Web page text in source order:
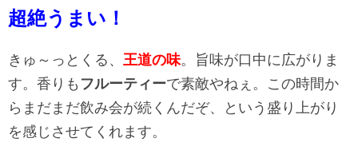
超絶うまい！
きゅ～っとくる、 王道の味。旨味が口中に広がりま
す。香りも フルーティーで素敵やねぇ。この時間か
らまだまだ飲み会が続くんだぞ、という盛り上がり
を感じさせてくれます。